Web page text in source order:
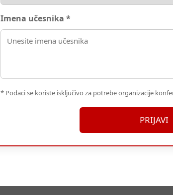
Imena učesnika *
* Podaci se koriste isključivo za potrebe organizacije
PRIJAVI